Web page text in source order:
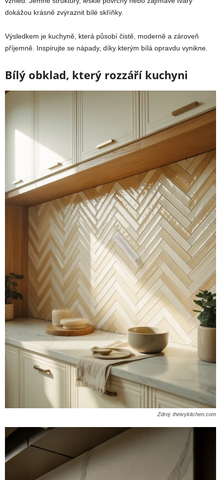
dokážou krásně zvýraznit bílé skříňky.
Výsledkem je kuchyně, která působí čistě, moderně a zároveň
příjemně. Inspirujte se nápady, díky kterým bílá opravdu vynikne.
Bílý obklad, který rozzáří kuchyni
Zdroj: theivykitchen.com